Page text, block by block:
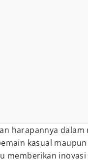
harapannya
kasual maupun
memberikan